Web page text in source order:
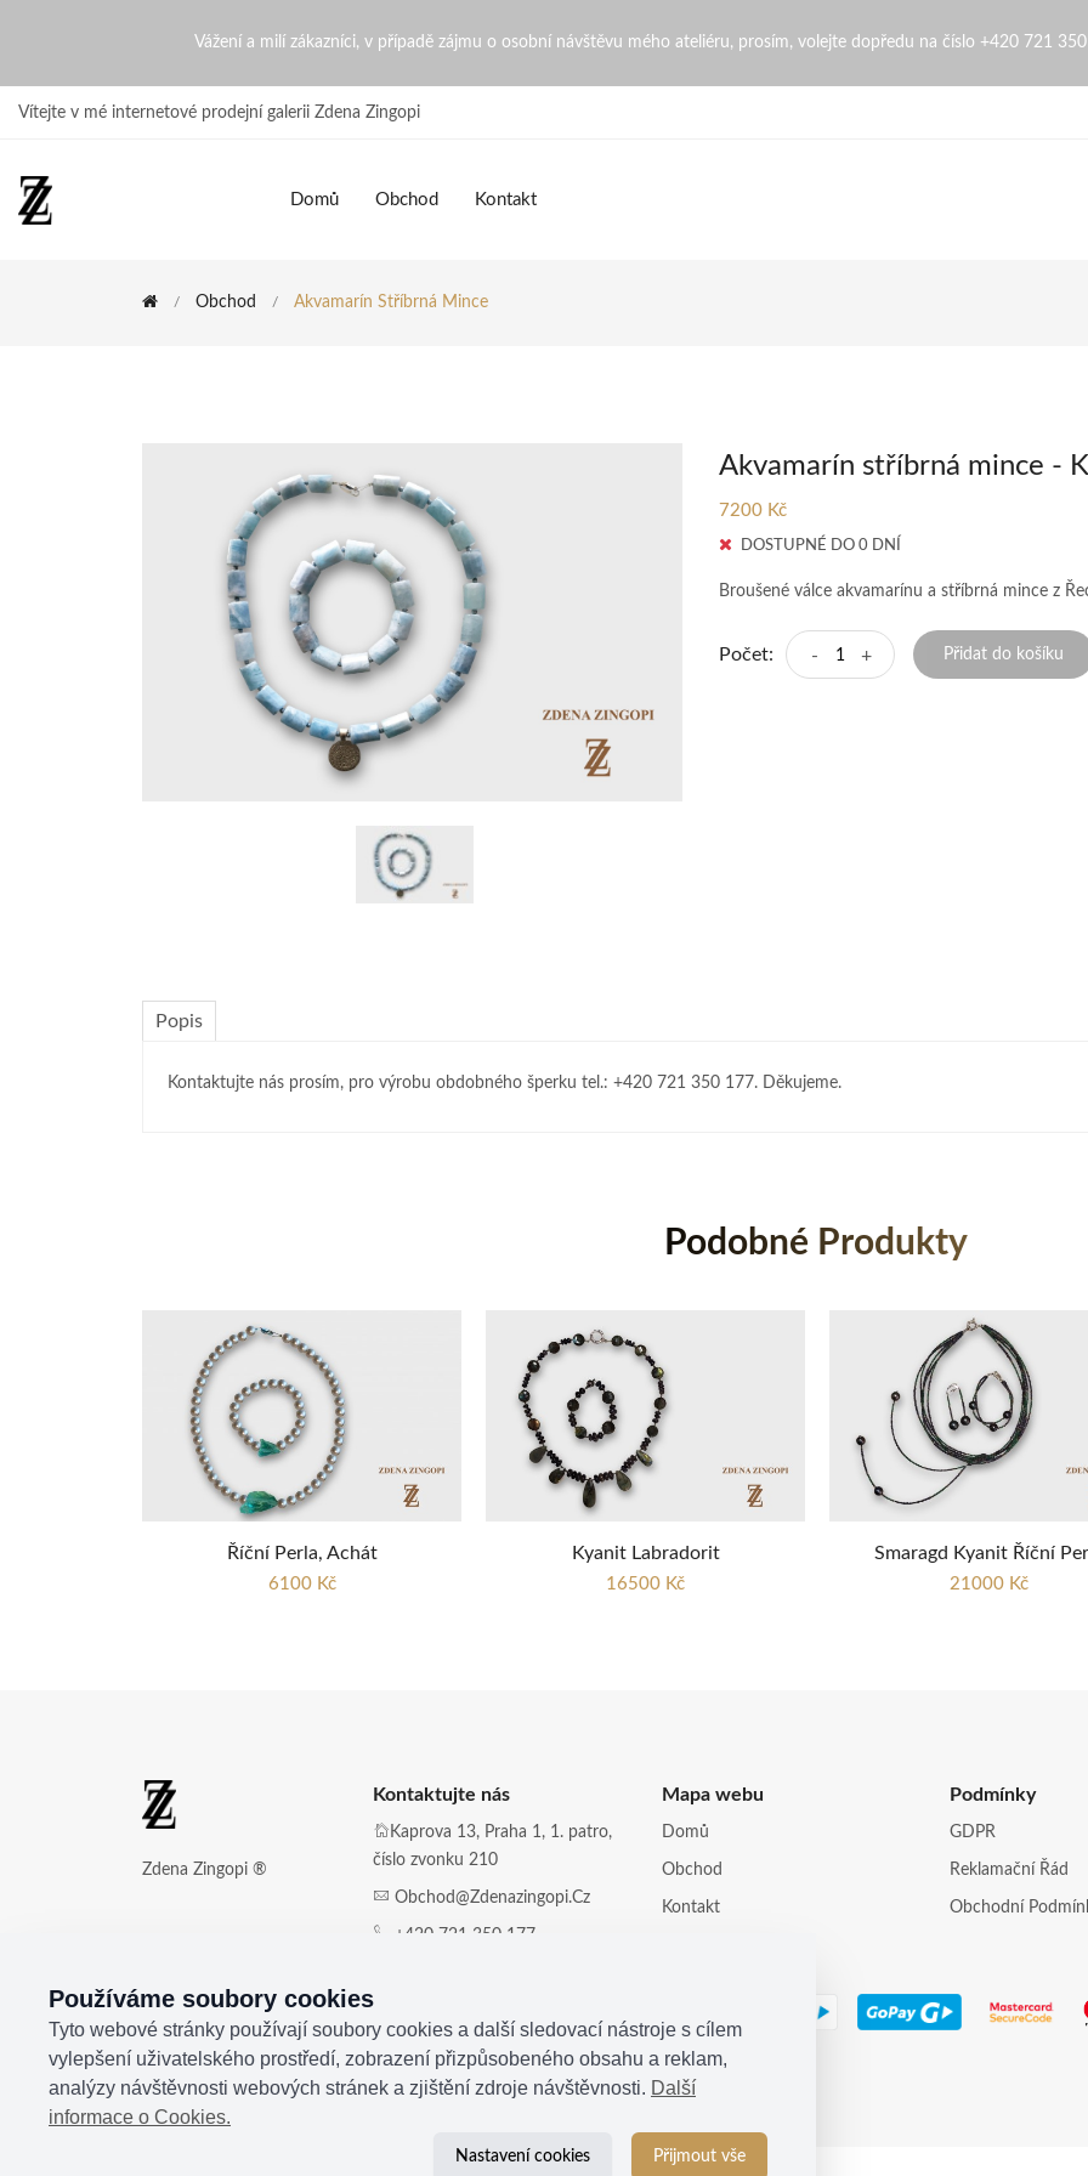
Akvamarín stříbrná mince | ZdenaZingopi
Vážení a milí zákazníci, v případě zájmu o osobní návštěvu mého ateliéru, prosím, volejte dopředu na číslo +420 721
Vítejte v mé internetové prodejní galerii Zdena Zingopi
Domů Obchod Kontakt
Obchod Akvamarín Stříbrná Mince
Akvamarín stříbrná mince -
7200 Kč
DOSTUPNÉ DO 0 DNÍ
Broušené válce akvamarínu a stříbrná mince z
Počet: - + Přidat do košíku
Popis
Kontaktujte nás prosím, pro výrobu obdobného šperku tel.: +420 721 350 177. Děkujeme.
Podobné Produkty
Říční Perla, Achát
6100 Kč
Kyanit Labradorit
16500 Kč
Smaragd Kyanit Říční
21000 Kč
Zdena Zingopi ®
Kontaktujte nás
Kaprova 13, Praha 1, 1. patro,
číslo zvonku 210
Obchod@zdenazingopi.cz
+420 721 350 177
Mapa webu
Domů
Obchod
Kontakt
Podmínky
GDPR
Reklamační Řád
Obchodní
Používáme soubory cookies
Tyto webové stránky používají soubory cookies a další sledovací nástroje s cílem
vylepšení uživatelského prostředí, zobrazení přizpůsobeného obsahu a reklam,
analýzy návštěvnosti webových stránek a zjištění zdroje návštěvnosti. Další
informace o Cookies.
Nastavení cookies Přijmout vše